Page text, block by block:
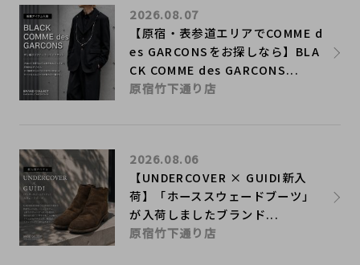
【原宿・表参道エリアでCOMME d
es GARCONSをお探しなら】BLA
CK COMME des GARCONS...
2026.08.07
原宿竹下通り店
【UNDERCOVER × GUIDI新入
荷】「ホーススウェードブーツ」
が入荷しましたブランド...
2026.08.06
原宿竹下通り店